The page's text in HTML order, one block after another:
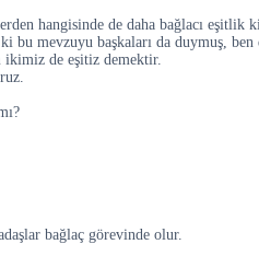
hangisinde de daha bağlacı eşitlik
bu mevzuyu başkaları da duymuş, ben
ikimiz de eşitiz demektir.
bağlaç görevinde olur.